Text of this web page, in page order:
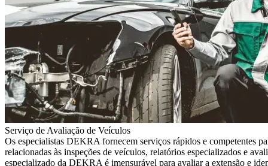
Serviço de Avaliação de Veículos
Os especialistas DEKRA fornecem serviços rápidos e competentes
relacionadas às inspeções de veículos, relatórios especializados e
especializado da DEKRA é imensurável para avaliar a extensão e